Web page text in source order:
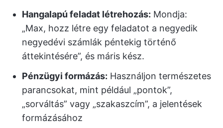
Hangalapú feladat létrehozás: Mondja:
„Max, hozz létre egy feladatot a negyedik
negyedévi számlák péntekig történő
áttekintésére”, és máris kész.
Pénzügyi formázás: Használjon természetes
parancsokat, mint például „pontok”,
„sorváltás” vagy „szakaszcím”, a jelentések
formázásához